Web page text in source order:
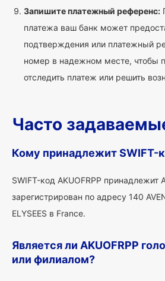
Запишите платежный референс:
платежа ваш банк может
подтверждения или платежный
номер в надежном месте, чтобы
отследить платеж или решить
Часто
Кому принадлежит SWIFT-
SWIFT-код AKUOFRPP принадлежит
зарегистрирован по адресу 140
ELYSEES в France.
Является ли AKUOFRPP
или филиалом?